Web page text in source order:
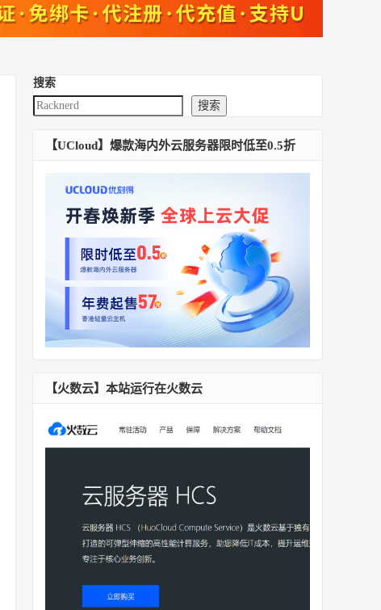
搜索
搜索
【UCloud】爆款海内外云服务器限时低至0.5折
【火数云】本站运行在火数云